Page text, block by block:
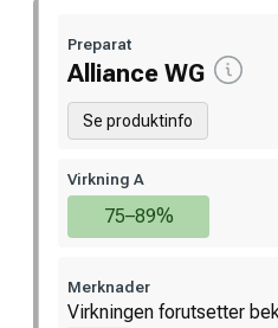
Preparat
Alliance WG
Se produktinfo
Virkning A
75–89%
Merknader
Virkningen forutsetter